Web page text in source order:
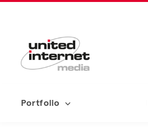
Portfolio